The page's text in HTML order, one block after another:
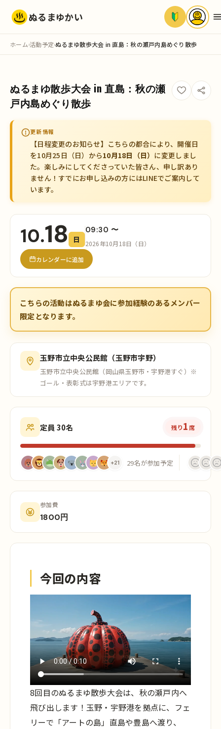
ぬるまゆかい
ホーム›活動予定›ぬるまゆ散歩大会 in 直島：秋の瀬戸内島めぐり散歩
残り1 名
ぬるまゆ散歩大会 in 直島：秋の瀬
戸内島めぐり散歩
更新情報
【日程変更のお知らせ】こちらの都合により、開催日
を10月25日（日）から10月18日（日） に変更しまし
た。楽しみにしてくださっていた皆さん、申し訳あり
ません！すでにお申し込みの方にはLINEでご案内して
います。
10.18 日
09:30 〜
2026年10月18日（日）
カレンダーに追加
こちらの活動はぬるまゆ会に参加経験のあるメンバー
限定となります。
玉野市立中央公民館（玉野市宇野）
玉野市立中央公民館（岡山県玉野市・宇野港すぐ） ※
ゴール・表彰式は宇野港エリアです。
定員 30名 残り1 席
+21 29名が参加予定
参加費
1800円
今回の内容
8回目のぬるまゆ散歩大会は、秋の瀬戸内へ
飛び出します！玉野・宇野港を拠点に、フェ
リーで「アートの島」直島や豊島へ渡り、